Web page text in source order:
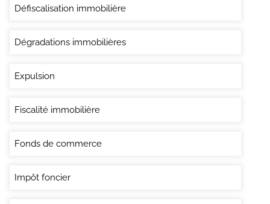
Défiscalisation immobilière
Dégradations immobilières
Expulsion
Fiscalité immobilière
Fonds de commerce
Impôt foncier